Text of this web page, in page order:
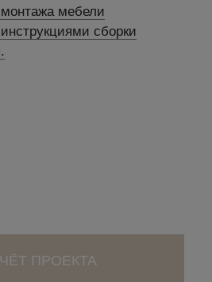
монтажа мебели
сборки
ПРОЕКТА